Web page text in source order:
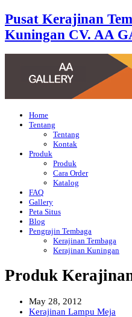
Pusat Kerajinan
Kuningan CV. AA
Home
Tentang
Tentang
Kontak
Produk
Produk
Cara Order
Katalog
FAQ
Gallery
Peta Situs
Blog
Pengrajin Tembaga
Kerajinan Tembaga
Kerajinan Kuningan
Produk
May 28, 2012
Kerajinan Lampu Meja